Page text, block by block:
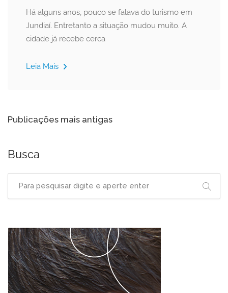
Há alguns anos, pouco se falava do turismo em
Jundiaí. Entretanto a situação mudou muito. A
cidade já recebe cerca
Leia Mais
Navegação
posts
Publicações mais antigas
Busca